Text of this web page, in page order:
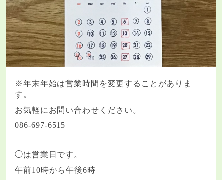
※年末年始は営業時間を変更することがありま
す。
お気軽にお問い合わせください。
086-697-6515
◯は営業日です。
午前10時から午後6時